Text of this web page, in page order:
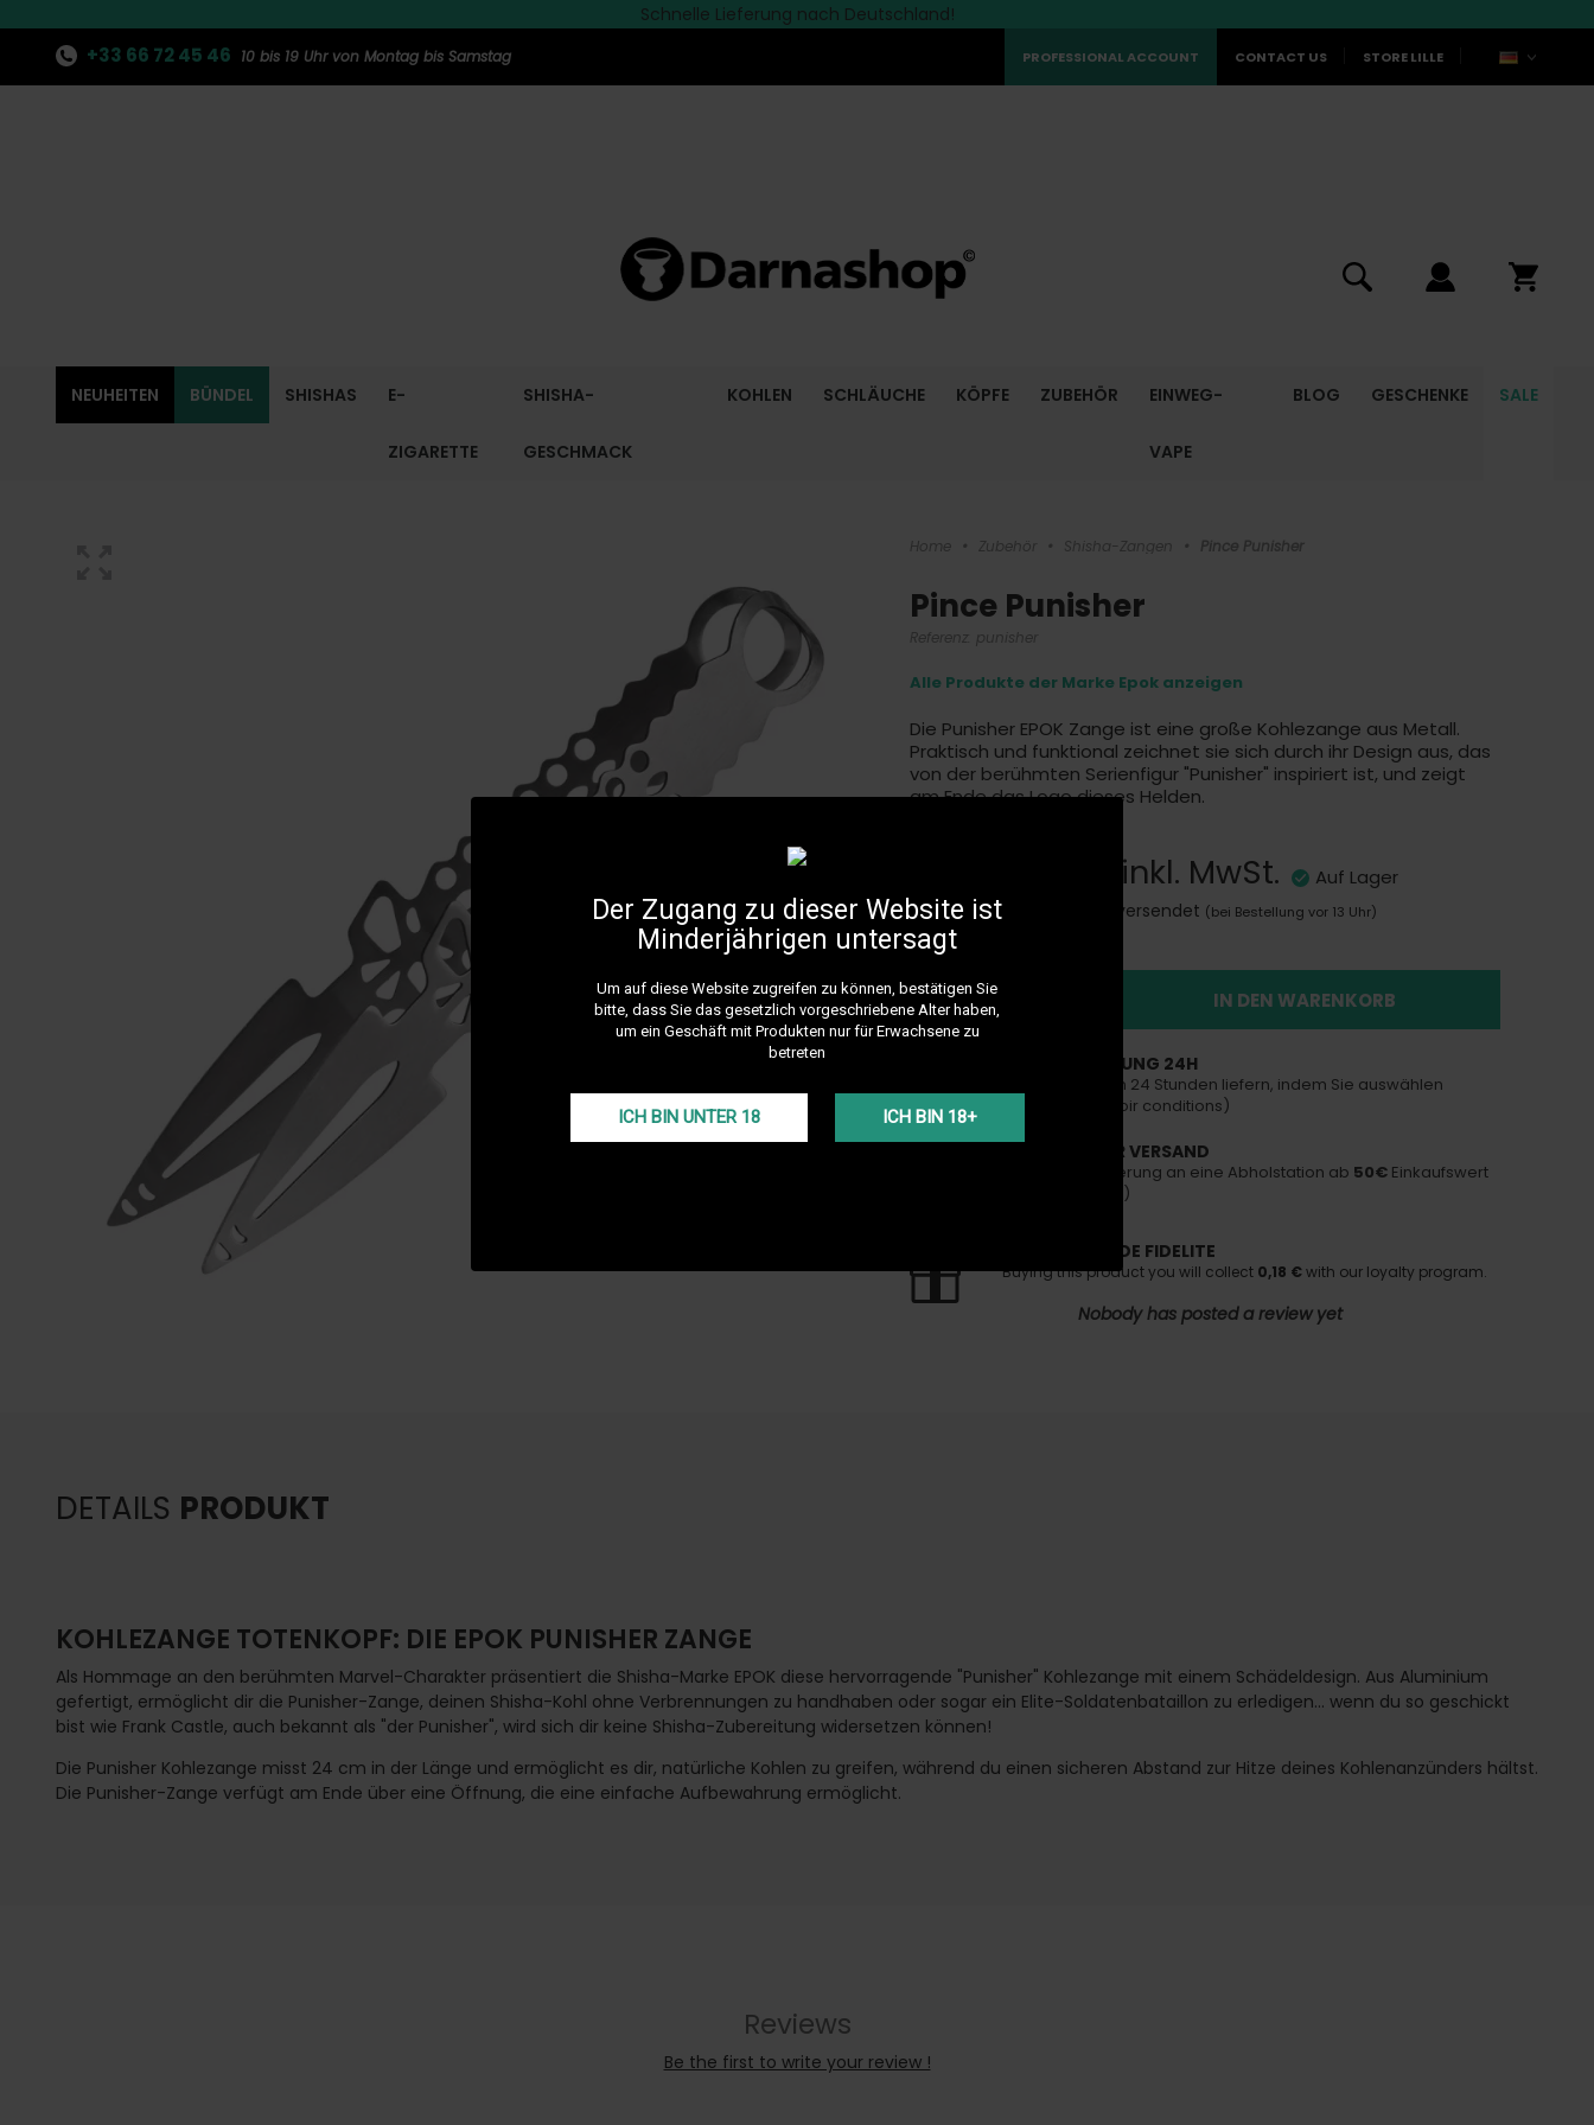
Der Zugang zu dieser Website ist
Minderjährigen untersagt
Um auf diese Website zugreifen zu können, bestätigen Sie
bitte, dass Sie das gesetzlich vorgeschriebene Alter haben,
um ein Geschäft mit Produkten nur für Erwachsene zu
betreten
ICH BIN UNTER 18 ICH BIN 18+
ENTDECKEdie aktuelle Aktion!>>
Schnelle Lieferung nach Deutschland!
Die besten Marken finden Sie bei Darnashop
+33 66 72 45 46 10 bis 19 Uhr von Montag bis Samstag STORE LILLE
CONTACT US
PROFESSIONAL ACCOUNT
NEUHEITEN BÜNDEL SHISHAS E-
ZIGARETTE
SHISHA-
GESCHMACK
KOHLEN SCHLÄUCHE KÖPFE ZUBEHÖR EINWEG-
VAPE
BLOG GESCHENKE SALE
Home • Zubehör • Shisha-Zangen • Pince Punisher
Pince Punisher
Referenz: punisher
Alle Produkte der Marke Epok anzeigen
Die Punisher EPOK Zange ist eine große Kohlezange aus Metall.
Praktisch und funktional zeichnet sie sich durch ihr Design aus, das
von der berühmten Serienfigur "Punisher" inspiriert ist, und zeigt
am Ende das Logo dieses Helden.
inkl. MwSt. Auf Lager
Heute versendet (bei Bestellung vor 13 Uhr)
IN DEN WARENKORB
EXPRESSLIEFERUNG 24H
Lassen Sie sich in 24 Stunden liefern, indem Sie auswählen
(Voir conditions)
KOSTENLOSER VERSAND
Kostenlose Lieferung an eine Abholstation ab 50€ Einkaufswert
(Voir conditions)
PROGRAMME DE FIDELITE
Buying this product you will collect 0,18 €with our loyalty program.
Nobody has posted a review yet
DETAILS PRODUKT
KOHLEZANGE TOTENKOPF: DIE EPOK PUNISHER ZANGE
Als Hommage an den berühmten Marvel-Charakter präsentiert die Shisha-Marke EPOK diese hervorragende "Punisher" Kohlezange mit einem Schädeldesign. Aus Aluminium
gefertigt, ermöglicht dir die Punisher-Zange, deinen Shisha-Kohl ohne Verbrennungen zu handhaben oder sogar ein Elite-Soldatenbataillon zu erledigen... wenn du so geschickt
bist wie Frank Castle, auch bekannt als "der Punisher", wird sich dir keine Shisha-Zubereitung widersetzen können!
Die Punisher Kohlezange misst 24 cm in der Länge und ermöglicht es dir, natürliche Kohlen zu greifen, während du einen sicheren Abstand zur Hitze deines Kohlenanzünders hältst.
Die Punisher-Zange verfügt am Ende über eine Öffnung, die eine einfache Aufbewahrung ermöglicht.
Reviews
Be the first to write your review !